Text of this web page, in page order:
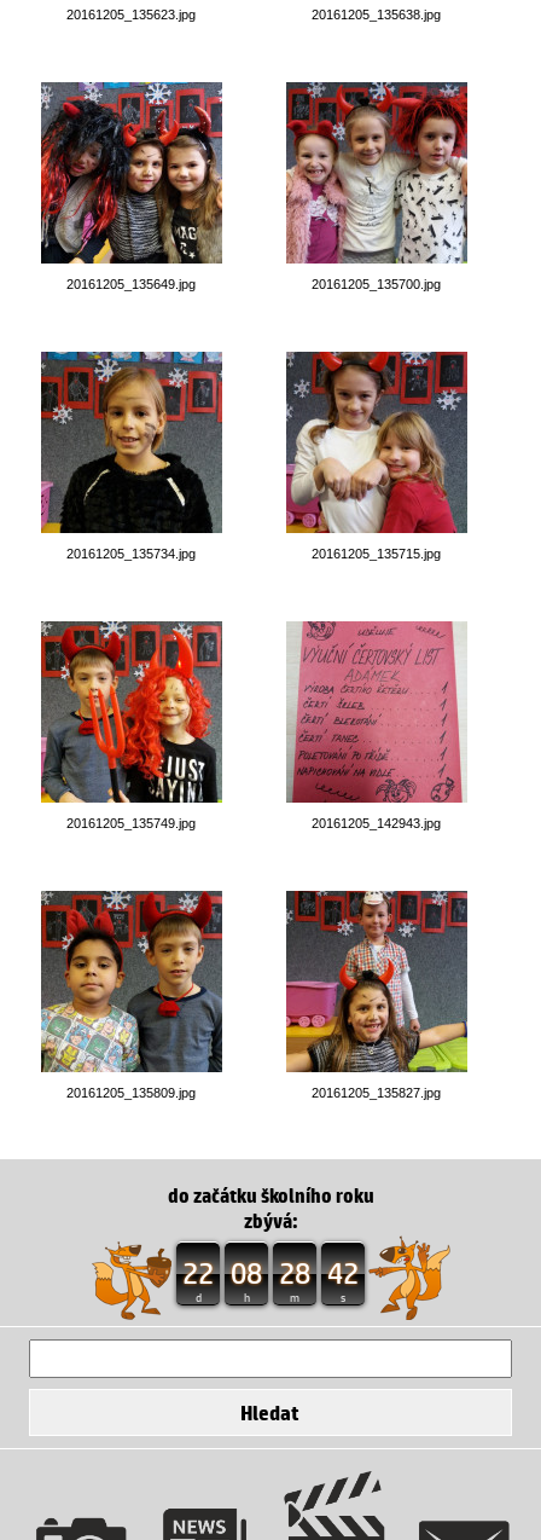
20161205_135623.jpg 20161205_135638.jpg
20161205_135649.jpg 20161205_135700.jpg
20161205_135734.jpg 20161205_135715.jpg
20161205_135749.jpg 20161205_142943.jpg
20161205_135809.jpg 20161205_135827.jpg
do začátku školního roku
zbývá:
22
d
08
h
28
m
41
s